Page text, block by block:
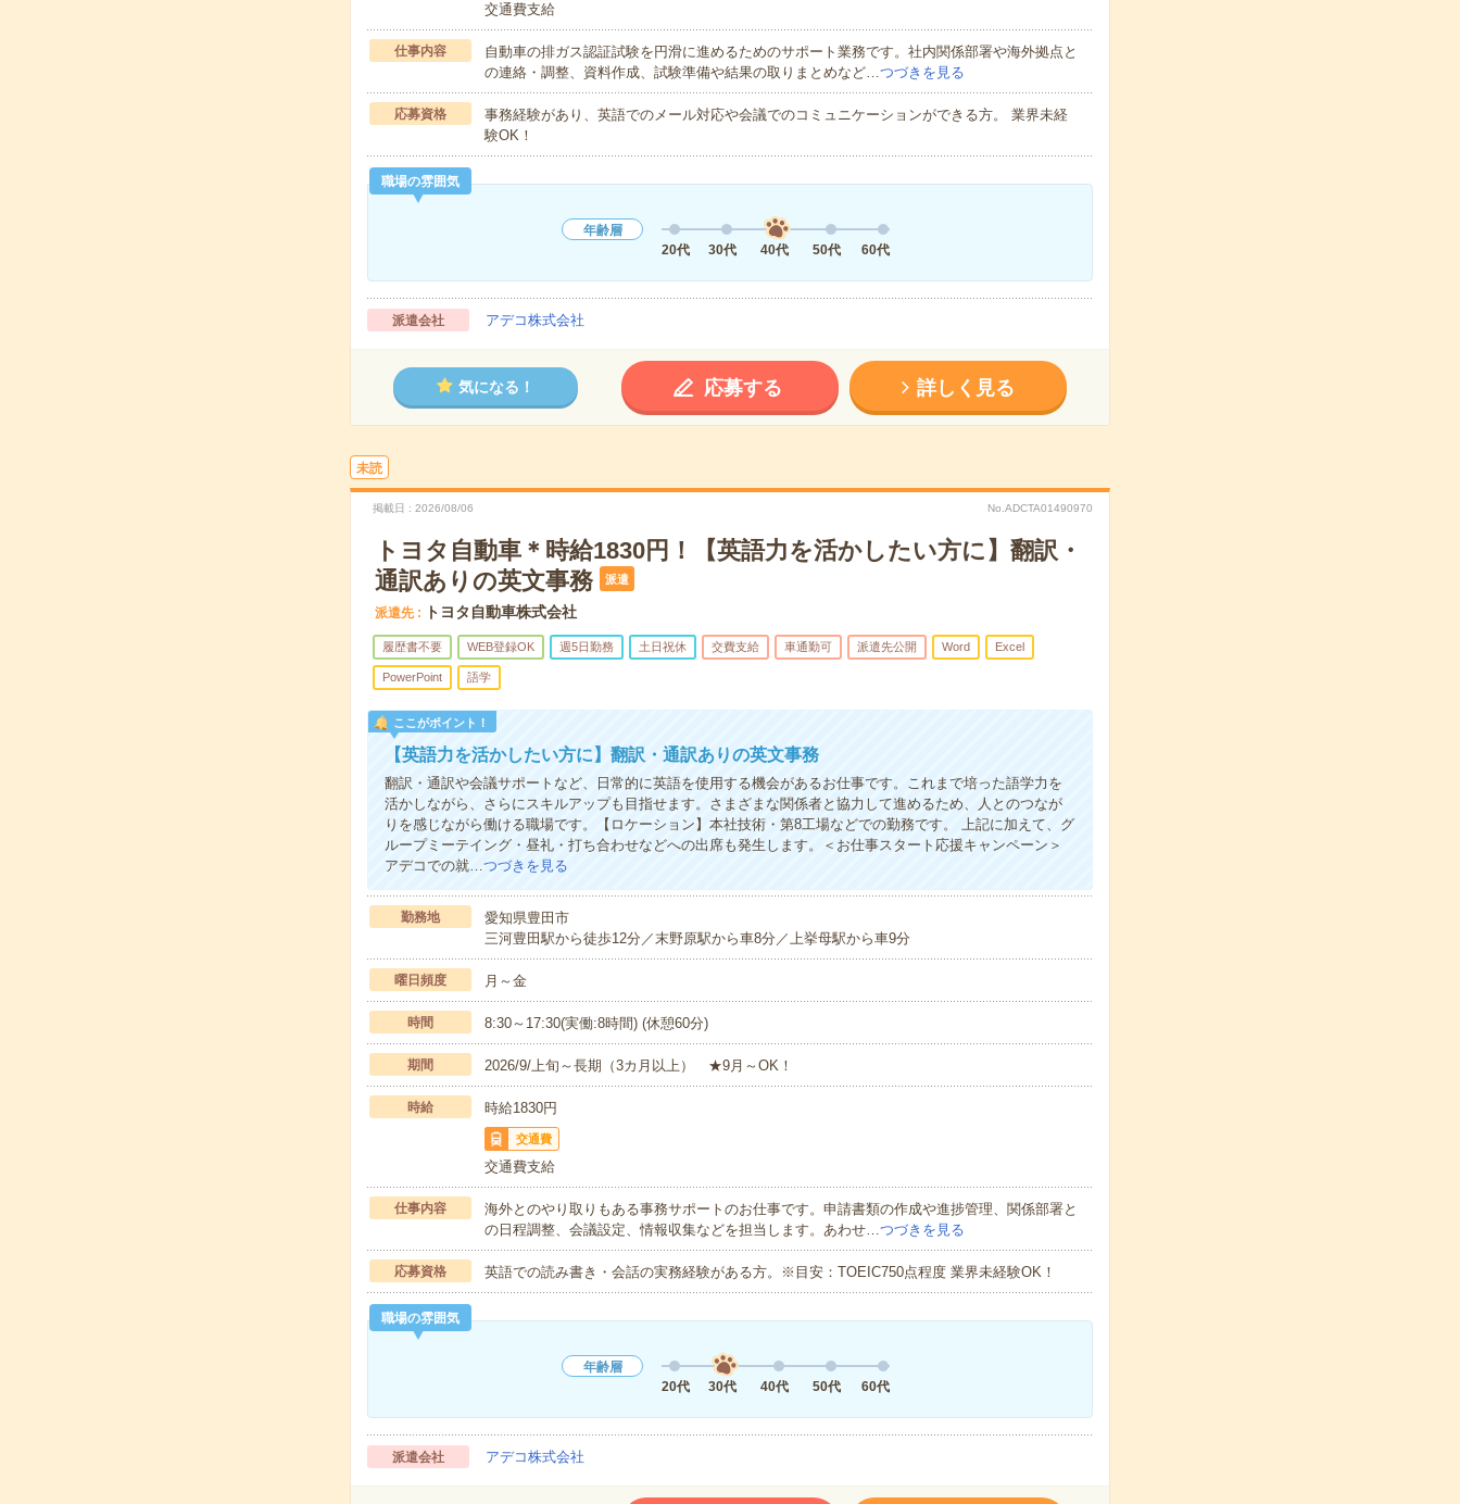
交通費支給
仕事内容
自動車の排ガス認証試験を円滑に進めるためのサポート業務です。社内関係部署や海外拠点と
の連絡・調整、資料作成、試験準備や結果の取りまとめなど…つづきを見る
応募資格
事務経験があり、英語でのメール対応や会議でのコミュニケーションができる方。 業界未経
験OK！
職場の雰囲気
年齢層
20代
30代 40代 50代 60代
派遣会社 アデコ株式会社
気になる！ 応募する 詳しく見る
未読
掲載日 2026/08/06 No.ADCTA01490970
トヨタ自動車＊時給1830円！【英語力を活かしたい方に】翻訳・
通訳ありの英文事務
派遣
派遣先 トヨタ自動車株式会社
履歴書不要 WEB登録OK 週5日勤務 土日祝休 交費支給 車通勤可 派遣先公開 Word Excel
PowerPoint 語学
ここがポイント！
【英語力を活かしたい方に】翻訳・通訳ありの英文事務
翻訳・通訳や会議サポートなど、日常的に英語を使用する機会があるお仕事です。これまで培った語学力を
活かしながら、さらにスキルアップも目指せます。さまざまな関係者と協力して進めるため、人とのつなが
りを感じながら働ける職場です。【ロケーション】本社技術・第8工場などでの勤務です。 上記に加えて、グ
ループミーテイング・昼礼・打ち合わせなどへの出席も発生します。＜お仕事スタート応援キャンペーン＞
アデコでの就…つづきを見る
勤務地
愛知県豊田市
三河豊田駅から徒歩12分／末野原駅から車8分／上挙母駅から車9分
曜日頻度 月～金
時間 8:30～17:30(実働:8時間) (休憩60分)
期間 2026/9/上旬～長期（3カ月以上） ★9月～OK！
時給 時給1830円
交通費
交通費支給
仕事内容
海外とのやり取りもある事務サポートのお仕事です。申請書類の作成や進捗管理、関係部署と
の日程調整、会議設定、情報収集などを担当します。あわせ…つづきを見る
応募資格 英語での読み書き・会話の実務経験がある方。※目安：TOEIC750点程度 業界未経験OK！
職場の雰囲気
年齢層
20代
30代 40代 50代 60代
派遣会社 アデコ株式会社